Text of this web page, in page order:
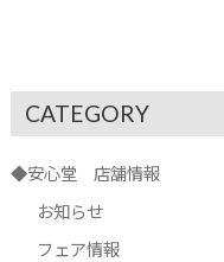
CATEGORY
◆安心堂 店舗情報
お知らせ
フェア情報